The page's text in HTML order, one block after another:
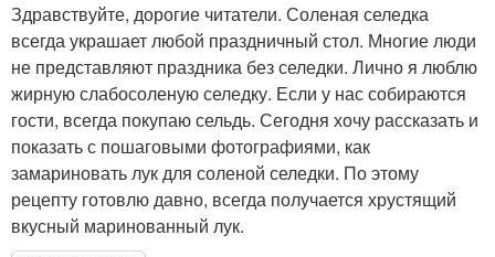
Здравствуйте, дорогие читатели. Соленая селедка
всегда украшает любой праздничный стол. Многие люди
не представляют праздника без селедки. Лично я люблю
жирную слабосоленую селедку. Если у нас собираются
гости, всегда покупаю сельдь. Сегодня хочу рассказать и
показать с пошаговыми фотографиями, как
замариновать лук для соленой селедки. По этому
рецепту готовлю давно, всегда получается хрустящий
вкусный маринованный лук.